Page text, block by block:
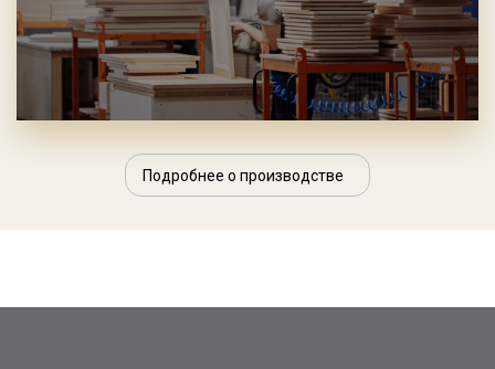
Подробнее о производстве